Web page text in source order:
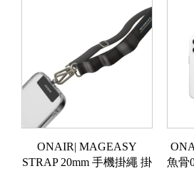
ONAIR| MAGEASY
STRAP 20mm 手機掛繩 掛
魚骨